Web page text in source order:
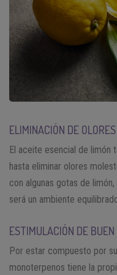
ELIMINACIÓN DE OLORES
El aceite esencial de
hasta eliminar olores
con algunas gotas de limón,
será un ambiente
ESTIMULACIÓN DE
Por estar compuesto por
monoterpenos tiene la